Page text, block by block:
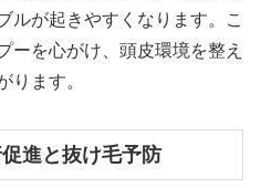
ルが起きやすくなります。こ
ーを心がけ、頭皮環境を整え
ります。
進と抜け毛予防